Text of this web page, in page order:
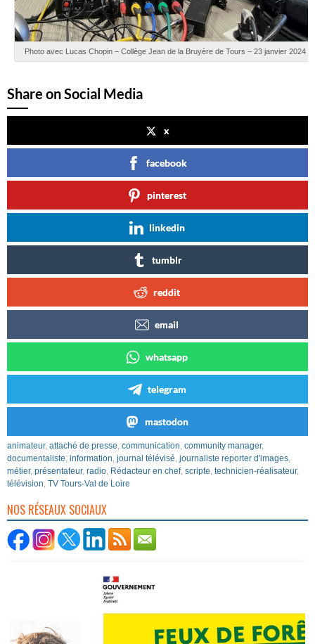
Photo avec Lucas Chopin – Collège Jean de la Bruyère de Tours – 23 janvier 2024
Share on Social Media
x
facebook
pinterest
linkedin
tumblr
reddit
email
whatsapp
telegram
mastodon
animateur, attaché de presse, communication, community manager,
documentaliste, information, journal télévisé, journaliste reporter d'images,
métier, présentateur, radio, Rédacteur en chef, scripte, technicien-réalisateur,
télévision, TV Tours-Val de Loire
NOS RÉSEAUX SOCIAUX